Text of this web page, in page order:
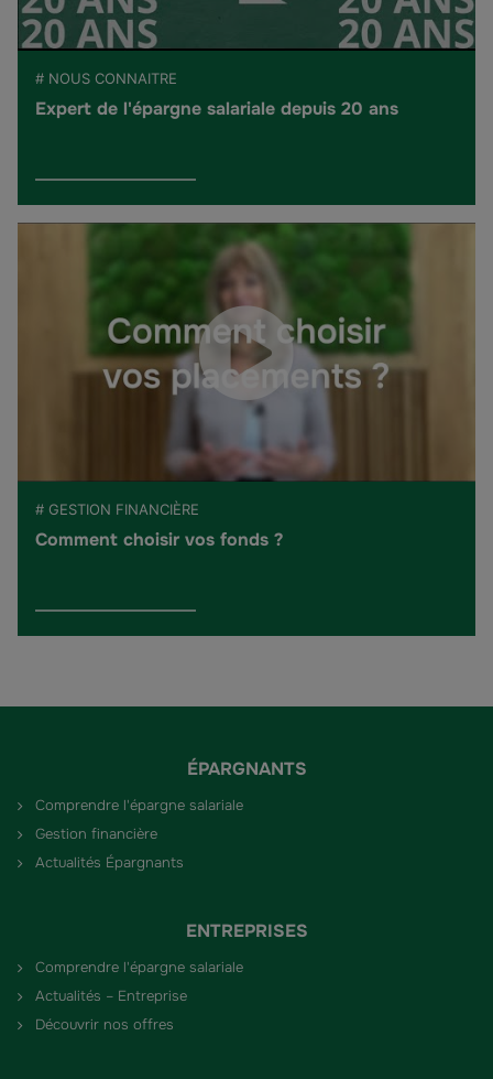
# NOUS CONNAITRE
Expert de l'épargne salariale depuis 20 ans
# GESTION FINANCIÈRE
Comment choisir vos fonds ?
ÉPARGNANTS
Comprendre l'épargne salariale
Gestion financière
Actualités Épargnants
ENTREPRISES
Comprendre l'épargne salariale
Actualités – Entreprise
Découvrir nos offres